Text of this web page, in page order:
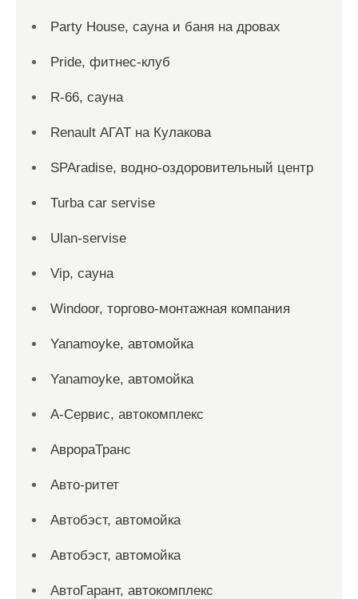
Party House, сауна и баня на дровах
Pride, фитнес-клуб
R-66, сауна
Renault АГАТ на Кулакова
SPAradise, водно-оздоровительный центр
Turba car servise
Ulan-servise
Vip, сауна
Windoor, торгово-монтажная компания
Yanamoyke, автомойка
Yanamoyke, автомойка
А-Сервис, автокомплекс
АврораТранс
Авто-ритет
Автобэст, автомойка
Автобэст, автомойка
АвтоГарант, автокомплекс